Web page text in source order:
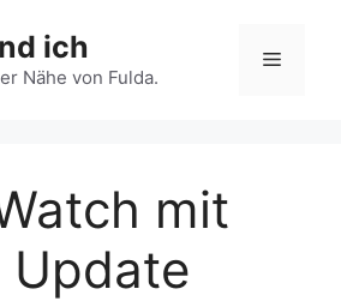
ich
Nähe von Fulda.
Menü
mit
Update